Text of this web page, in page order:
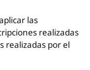
las
realizadas
realizadas por el